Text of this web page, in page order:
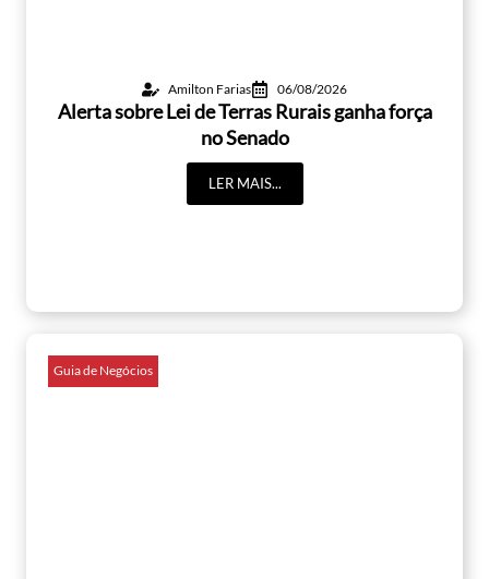
Amilton Farias 06/08/2026
Alerta sobre Lei de Terras Rurais ganha força
no Senado
LER MAIS...
Guia de Negócios